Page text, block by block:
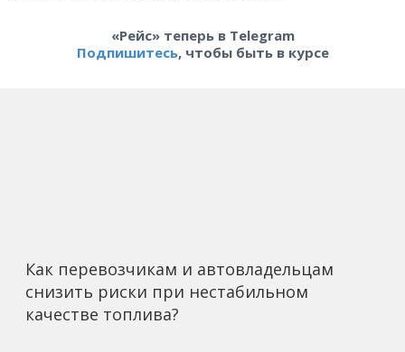
«Рейс» теперь в Telegram
Подпишитесь, чтобы быть в курсе
Как перевозчикам и автовладельцам
снизить риски при нестабильном
качестве топлива?